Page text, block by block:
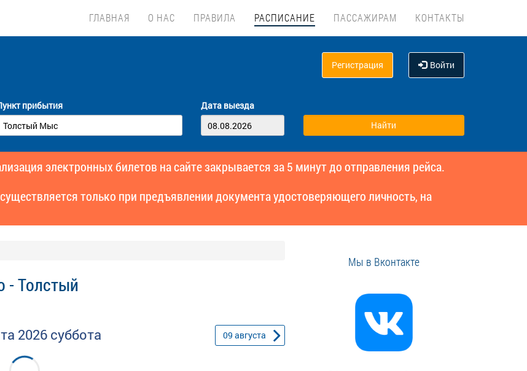
ГЛАВНАЯ О НАС ПРАВИЛА РАСПИСАНИЕ ПАССАЖИРАМ КОНТАКТЫ
Регистрация Войти
прибытия Дата выезда
электронных билетов на сайте закрывается за 5 минут до отправления рейса.
только при предъявлении документа удостоверяющего личность, на
- Толстый
2026 суббота 09 августа
Мы в Вконтакте